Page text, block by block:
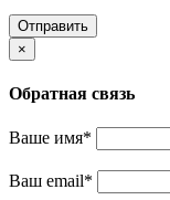
Отправить
×
Обратная связь
Ваше имя*
Ваш email*